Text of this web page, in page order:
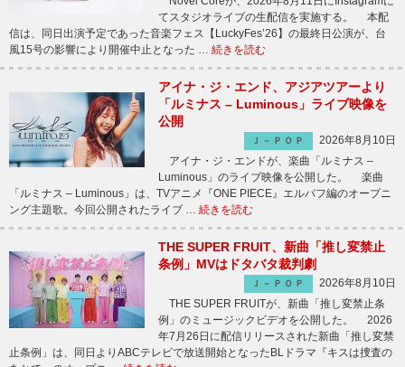
てスタジオライブの生配信を実施する。 本配
信は、同日出演予定であった音楽フェス【LuckyFes’26】の最終日公演が、台
風15号の影響により開催中止となった … 続きを読む
アイナ・ジ・エンド、アジアツアーより
「ルミナス – Luminous」ライブ映像を
公開
Ｊ－ＰＯＰ
2026年8月10日
アイナ・ジ・エンドが、楽曲「ルミナス –
Luminous」のライブ映像を公開した。 楽曲
「ルミナス – Luminous」は、TVアニメ『ONE PIECE』エルバフ編のオープニ
ング主題歌。今回公開されたライブ … 続きを読む
THE SUPER FRUIT、新曲「推し変禁止
条例」MVはドタバタ裁判劇
Ｊ－ＰＯＰ
2026年8月10日
THE SUPER FRUITが、新曲「推し変禁止条
例」のミュージックビデオを公開した。 2026
年7月26日に配信リリースされた新曲「推し変禁
止条例」は、同日よりABCテレビで放送開始となったBLドラマ『キスは捜査の